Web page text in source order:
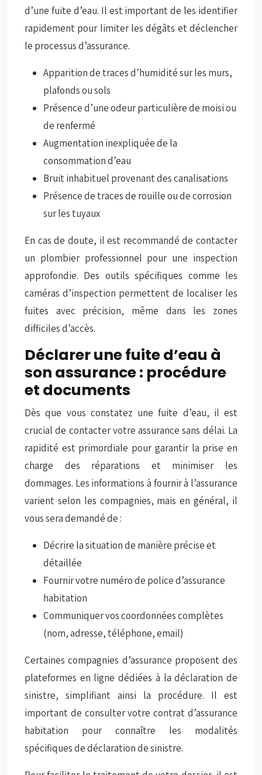
d’une fuite d’eau. Il est important de les identifier
rapidement pour limiter les dégâts et déclencher
le processus d’assurance.
Apparition de traces d’humidité sur les murs,
plafonds ou sols
Présence d’une odeur particulière de moisi ou
de renfermé
Augmentation inexpliquée de la
consommation d’eau
Bruit inhabituel provenant des canalisations
Présence de traces de rouille ou de corrosion
sur les tuyaux
En cas de doute, il est recommandé de contacter
un plombier professionnel pour une inspection
approfondie. Des outils spécifiques comme les
caméras d’inspection permettent de localiser les
fuites avec précision, même dans les zones
difficiles d’accès.
Déclarer une fuite d’eau à
son assurance : procédure
et documents
Dès que vous constatez une fuite d’eau, il est
crucial de contacter votre assurance sans délai. La
rapidité est primordiale pour garantir la prise en
charge des réparations et minimiser les
dommages. Les informations à fournir à l’assurance
varient selon les compagnies, mais en général, il
vous sera demandé de :
Décrire la situation de manière précise et
détaillée
Fournir votre numéro de police d’assurance
habitation
Communiquer vos coordonnées complètes
(nom, adresse, téléphone, email)
Certaines compagnies d’assurance proposent des
plateformes en ligne dédiées à la déclaration de
sinistre, simplifiant ainsi la procédure. Il est
important de consulter votre contrat d’assurance
habitation pour connaître les modalités
spécifiques de déclaration de sinistre.